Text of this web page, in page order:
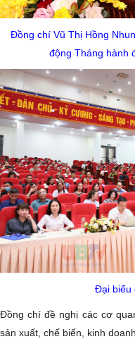
Đồng chí Vũ Thị Hồng
động Tháng hành
Đại biểu
Đồng chí đề nghị các cơ
sản xuất, chế biến, kinh